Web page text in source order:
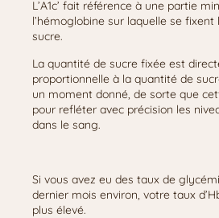
L’A1c’ fait référence à une partie
l’hémoglobine sur laquelle se
sucre.
La quantité de sucre fixée est
proportionnelle à la quantité de
un moment donné, de sorte que
pour refléter avec précision les
dans le sang.
Si vous avez eu des taux de
dernier mois environ, votre taux
plus élevé.